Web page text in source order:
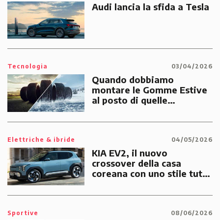
Audi lancia la sfida a Tesla
Tecnologia 03/04/2026
Quando dobbiamo
montare le Gomme Estive
al posto di quelle
Elettriche & ibride 04/05/2026
KIA EV2, il nuovo
crossover della casa
coreana con uno stile tutto
Sportive 08/06/2026